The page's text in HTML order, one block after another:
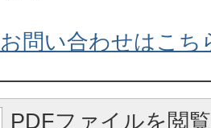
問い合わせはこち
PDFファイルを閲